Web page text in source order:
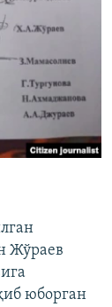
Жўраев
юборган